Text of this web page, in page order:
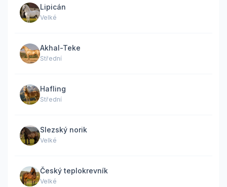
Lipicán
Velké
Akhal-Teke
Střední
Hafling
Střední
Slezský norik
Velké
Český teplokrevník
Velké